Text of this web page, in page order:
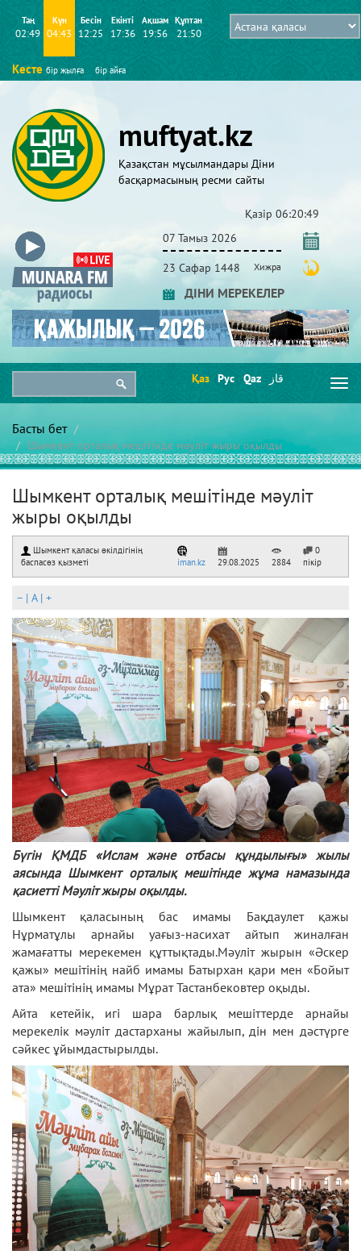
Таң
02:49
Күн
04:43
Бесін
12:25
Екінті
17:36
Ақшам
19:56
Құптан
21:50
Кесте бір жылға бір айға
muftyat.kz
Қазақстан мұсылмандары Діни
басқармасының ресми сайты
Қазір 06:20:50
07 Тамыз 2026
23 Сафар 1448 Хижра
ДІНИ МЕРЕКЕЛЕР
Қаз Рус Qaz قاز
Басты бет
Шымкент орталық мешітінде мәуліт жыры оқылды
Шымкент орталық мешітінде мәуліт
жыры оқылды
Шымкент қаласы өкілдігінің
баспасөз қызметі
iman.kz 29.08.2025 2884
0
пікір
– | A| +
Бүгін ҚМДБ «Ислам және отбасы құндылығы» жылы
аясында Шымкент орталық мешітінде жұма намазында
қасиетті Мәуліт жыры оқылды.
Шымкент қаласының бас имамы Бақдаулет қажы
Нұрматұлы арнайы уағыз-насихат айтып жиналған
жамағатты мерекемен құттықтады.Мәуліт жырын «Әскер
қажы» мешітінің найб имамы Батырхан қари мен «Бойыт
ата» мешітінің имамы Мұрат Тастанбековтер оқыды.
Айта кетейік, игі шара барлық мешіттерде арнайы
мерекелік мәуліт дастарханы жайылып, дін мен дәстүрге
сәйкес ұйымдастырылды.